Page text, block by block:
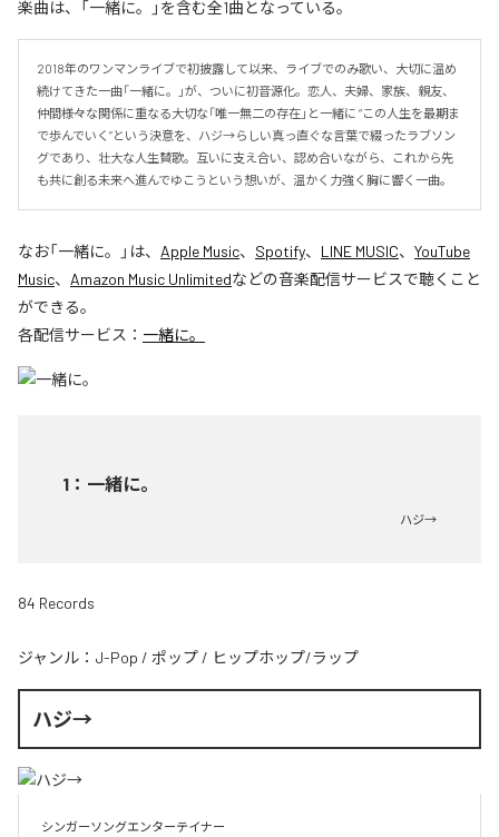
楽曲は、「一緒に。」を含む全1曲となっている。
2018年のワンマンライブで初披露して以来、ライブでのみ歌い、大切に温め
続けてきた一曲「一緒に。」が、ついに初音源化。恋人、夫婦、家族、親友、
仲間――様々な関係に重なる大切な「唯一無二の存在」と一緒に “この人生を最期ま
で歩んでいく”という決意を、ハジ→らしい真っ直ぐな言葉で綴ったラブソン
グであり、壮大な人生賛歌。互いに支え合い、認め合いながら、これから先
も共に創る未来へ進んでゆこうという想いが、温かく力強く胸に響く一曲。
なお「一緒に。 」は、 Apple Music、 Spotify、 LINE MUSIC、 YouTube
Music、 Amazon Music Unlimitedなどの音楽配信サービスで聴くこと
ができる。
各配信サービス： 一緒に。
1 ： 一緒に。
ハジ→
84 Records
ジャンル： J-Pop / ポップ / ヒップホップ/ラップ
ハジ→
シンガーソングエンターテイナー